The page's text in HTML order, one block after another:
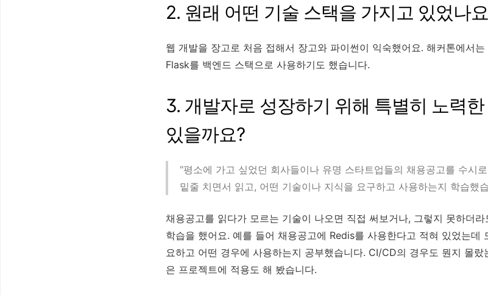
2. 원래 어떤 기술 스택을 가지고 있었나
웹 개발을 장고로 처음 접해서 장고와 파이썬이 익숙했어요. 해커톤에서
Flask를 백엔드 스택으로 사용하기도 했습니다.
3. 개발자로 성장하기 위해 특별히 노력
있을까요?
"평소에 가고 싶었던 회사들이나 유명 스타트업들의 채용공고를 수시
밑줄 치면서 읽고, 어떤 기술이나 지식을 요구하고 사용하는지 학습했
채용공고를 읽다가 모르는 기술이 나오면 직접 써보거나, 그렇지 못하더
학습을 했어요. 예를 들어 채용공고에 Redis를 사용한다고 적혀 있었는데
요하고 어떤 경우에 사용하는지 공부했습니다. CI/CD의 경우도 뭔지 몰
은 프로젝트에 적용도 해 봤습니다.